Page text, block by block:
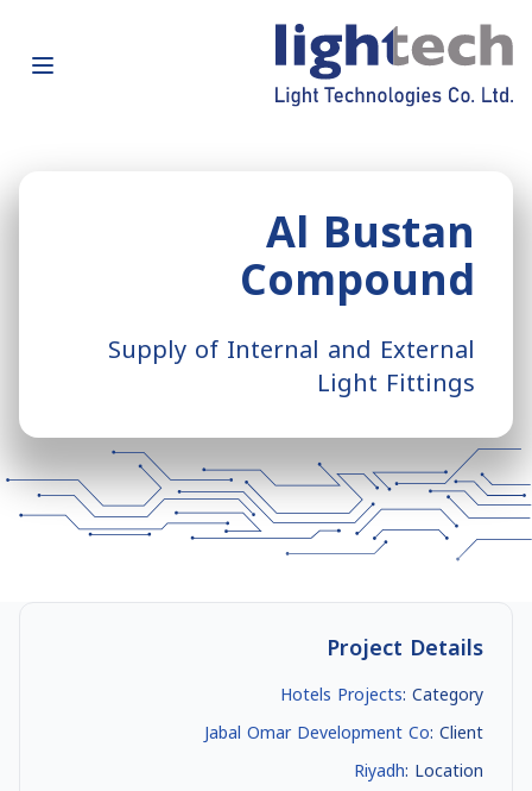
Al Bustan
Compound
Supply of Internal and External
Light Fittings
Project Details
Category :
Hotels Projects
Client :
Jabal Omar Development Co
Location :
Riyadh